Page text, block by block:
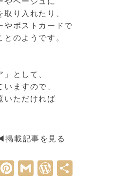
り入れたり、
やポストカードで
のようです。
」として、
ますので、
いただければ
掲載記事を見る
Pinterest
GmailWordPress